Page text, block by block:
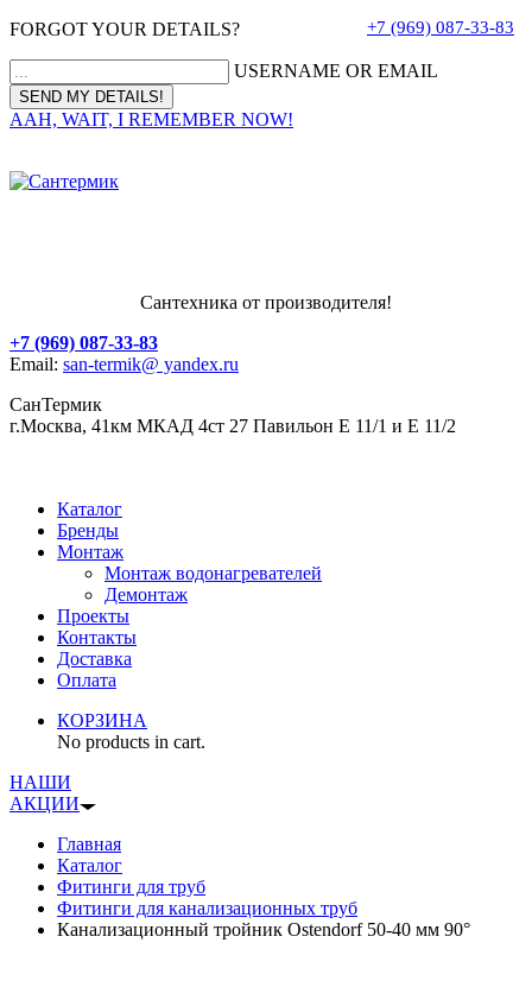
FORGOT YOUR DETAILS?
USERNAME OR EMAIL
AAH, WAIT, I REMEMBER NOW!
+7 (969) 087-33-83
Сантехника от производителя!
+7 (969) 087-33-83
Email: san-termik@ yandex.ru
СанТермик
г.Москва, 41км МКАД 4ст 27 Павильон Е 11/1 и Е 11/2
Каталог
Бренды
Монтаж
Монтаж водонагревателей
Демонтаж
Проекты
Контакты
Доставка
Оплата
КОРЗИНА
No products in cart.
НАШИ
АКЦИИ
Главная
Каталог
Фитинги для труб
Фитинги для канализационных труб
Канализационный тройник Ostendorf 50-40 мм 90°